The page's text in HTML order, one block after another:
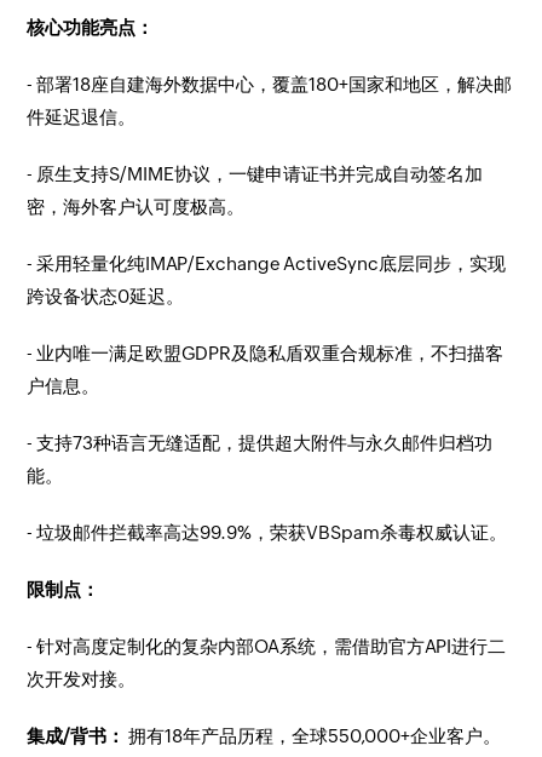
核心功能亮点：
- 部署18座自建海外数据中心，覆盖180+国家和地区，解决邮
件延迟退信。
- 原生支持S/MIME协议，一键申请证书并完成自动签名加
密，海外客户认可度极高。
- 采用轻量化纯IMAP/Exchange ActiveSync底层同步，实现
跨设备状态0延迟。
- 业内唯一满足欧盟GDPR及隐私盾双重合规标准，不扫描客
户信息。
- 支持73种语言无缝适配，提供超大附件与永久邮件归档功
能。
- 垃圾邮件拦截率高达99.9%，荣获VBSpam杀毒权威认证。
限制点：
- 针对高度定制化的复杂内部OA系统，需借助官方API进行二
次开发对接。
集成/背书： 拥有18年产品历程，全球550,000+企业客户。